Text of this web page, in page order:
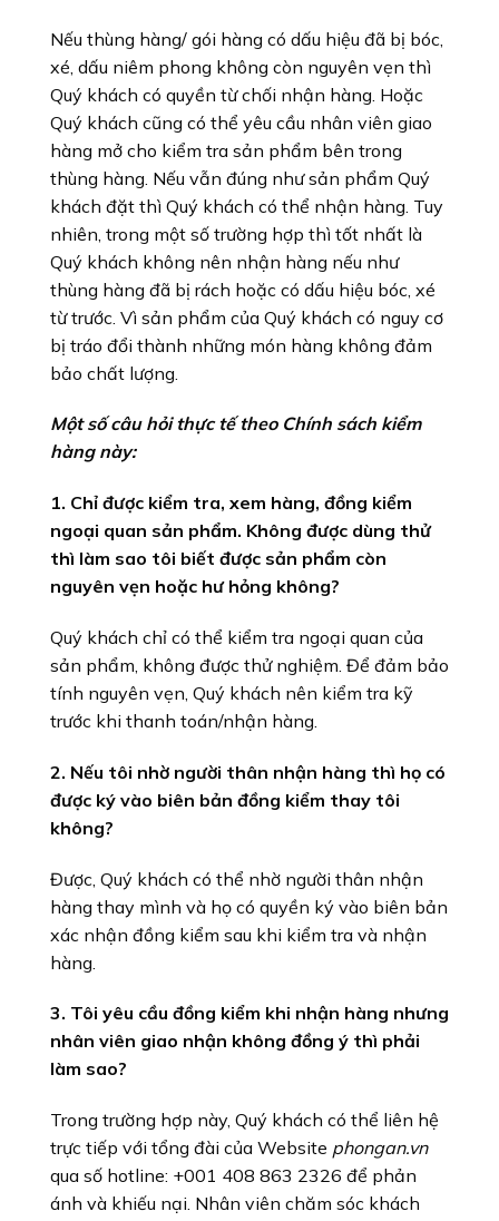
Nếu thùng hàng/ gói hàng có dấu hiệu đã bị bóc,
xé, dấu niêm phong không còn nguyên vẹn thì
Quý khách có quyền từ chối nhận hàng. Hoặc
Quý khách cũng có thể yêu cầu nhân viên giao
hàng mở cho kiểm tra sản phẩm bên trong
thùng hàng. Nếu vẫn đúng như sản phẩm Quý
khách đặt thì Quý khách có thể nhận hàng. Tuy
nhiên, trong một số trường hợp thì tốt nhất là
Quý khách không nên nhận hàng nếu như
thùng hàng đã bị rách hoặc có dấu hiệu bóc, xé
từ trước. Vì sản phẩm của Quý khách có nguy cơ
bị tráo đổi thành những món hàng không đảm
bảo chất lượng.
Một số câu hỏi thực tế theo Chính sách kiểm
hàng này:
1. Chỉ được kiểm tra, xem hàng, đồng kiểm
ngoại quan sản phẩm. Không được dùng thử
thì làm sao tôi biết được sản phẩm còn
nguyên vẹn hoặc hư hỏng không?
Quý khách chỉ có thể kiểm tra ngoại quan của
sản phẩm, không được thử nghiệm. Để đảm bảo
tính nguyên vẹn, Quý khách nên kiểm tra kỹ
trước khi thanh toán/nhận hàng.
2. Nếu tôi nhờ người thân nhận hàng thì họ có
được ký vào biên bản đồng kiểm thay tôi
không?
Được, Quý khách có thể nhờ người thân nhận
hàng thay mình và họ có quyền ký vào biên bản
xác nhận đồng kiểm sau khi kiểm tra và nhận
hàng.
3. Tôi yêu cầu đồng kiểm khi nhận hàng nhưng
nhân viên giao nhận không đồng ý thì phải
làm sao?
Trong trường hợp này, Quý khách có thể liên hệ
trực tiếp với tổng đài của Website phongan.vn
qua số hotline: +001 408 863 2326 để phản
ánh và khiếu nại. Nhân viên chăm sóc khách